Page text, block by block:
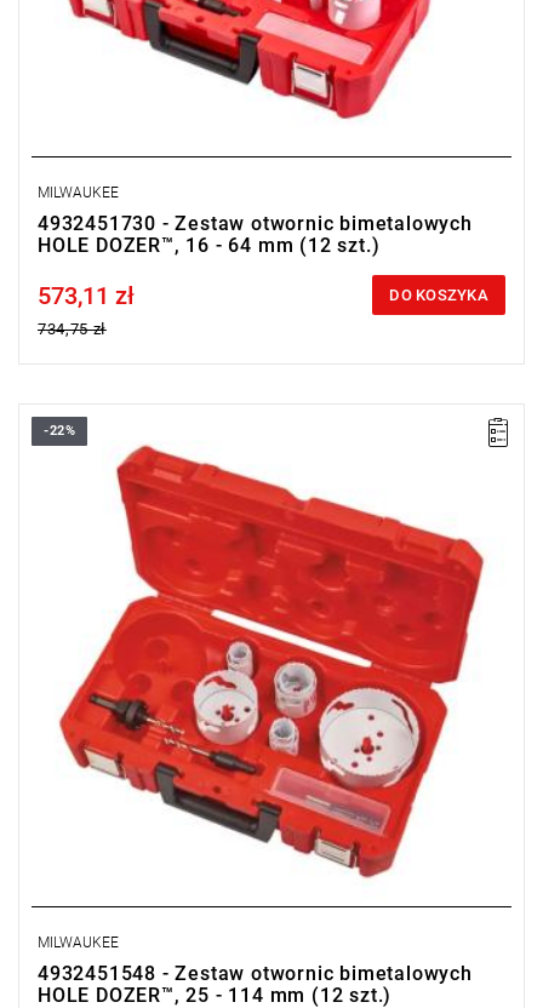
MILWAUKEE
4932451730 - Zestaw otwornic bimetalowych
HOLE DOZER™, 16 - 64 mm (12 szt.)
Price tax included
573,11 zł
734,75 zł
DO KOSZYKA
-22%
MILWAUKEE
4932451548 - Zestaw otwornic bimetalowych
HOLE DOZER™, 25 - 114 mm (12 szt.)